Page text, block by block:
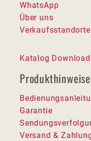
WhatsApp
Über uns
Verkaufsstandorte
Katalog
Produkthinweise
Garantie
Versand &